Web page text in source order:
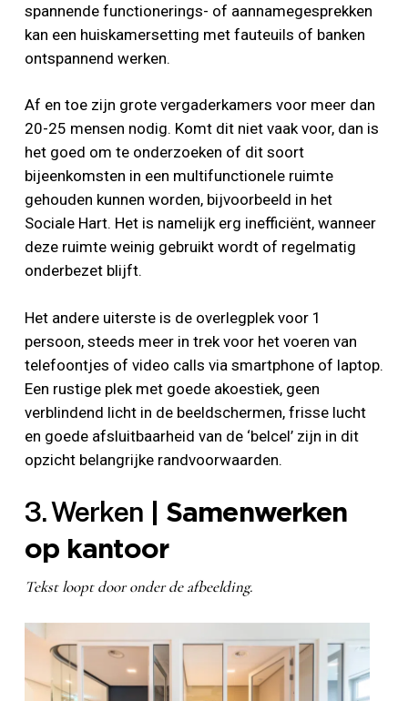
spannende functionerings- of aannamegesprekken
kan een huiskamersetting met fauteuils of banken
ontspannend werken.
Af en toe zijn grote vergaderkamers voor meer dan
20-25 mensen nodig. Komt dit niet vaak voor, dan is
het goed om te onderzoeken of dit soort
bijeenkomsten in een multifunctionele ruimte
gehouden kunnen worden, bijvoorbeeld in het
Sociale Hart. Het is namelijk erg inefficiënt, wanneer
deze ruimte weinig gebruikt wordt of regelmatig
onderbezet blijft.
Het andere uiterste is de overlegplek voor 1
persoon, steeds meer in trek voor het voeren van
telefoontjes of video calls via smartphone of laptop.
Een rustige plek met goede akoestiek, geen
verblindend licht in de beeldschermen, frisse lucht
en goede afsluitbaarheid van de ‘belcel’ zijn in dit
opzicht belangrijke randvoorwaarden.
3. Werken| Samenwerken
op kantoor
Tekst loopt door onder de afbeelding.